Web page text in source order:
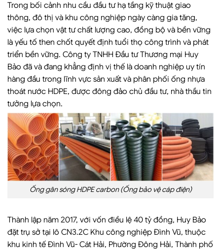
Trong bối cảnh nhu cầu đầu tư hạ tầng kỹ thuật giao
thông, đô thị và khu công nghiệp ngày càng gia tăng,
việc lựa chọn vật tư chất lượng cao, đồng bộ và bền vững
là yếu tố then chốt quyết định tuổi thọ công trình và phát
triển bền vững. Công ty TNHH Đầu tư Thương mại Huy
Bảo đã và đang khẳng định vị thế là doanh nghiệp uy tín
hàng đầu trong lĩnh vực sản xuất và phân phối ống nhựa
thoát nước HDPE, được đông đảo chủ đầu tư, nhà thầu tin
tưởng lựa chọn.
Ống gân sóng HDPE carbon (Ống bảo vệ cáp điện)
Thành lập năm 2017, với vốn điều lệ 40 tỷ đồng, Huy Bảo
đặt trụ sở tại lô CN3.2C Khu công nghiệp Đình Vũ, thuộc
khu kinh tế Đình Vũ- Cát Hải, Phường Đông Hải, Thành phố